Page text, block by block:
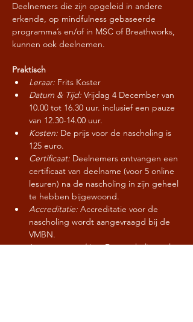
Deelnemers die zijn opgeleid in andere
erkende, op mindfulness gebaseerde
programma’s en/of in MSC of Breathworks,
kunnen ook deelnemen.
Praktisch
Leraar: Frits Koster
Datum & Tijd: Vrijdag 4 December van
10.00 tot 16.30 uur. inclusief een pauze
van 12.30-14.00 uur.
Kosten: De prijs voor de nascholing is
125 euro.
Certificaat: Deelnemers ontvangen een
certificaat van deelname (voor 5 online
lesuren) na de nascholing in zijn geheel
te hebben bijgewoond.
Accreditatie: Accreditatie voor de
nascholing wordt aangevraagd bij de
VMBN.
Laatste opmerking: De nascholing zal